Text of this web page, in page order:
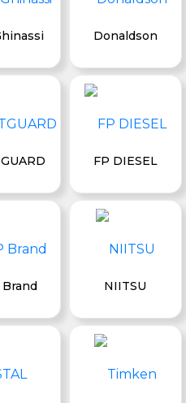
Donaldson
FP DIESEL
Brand NIITSU